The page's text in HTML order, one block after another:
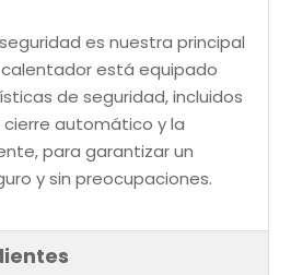
es nuestra principal
está equipado
de seguridad, incluidos
automático y la
para garantizar un
y sin preocupaciones.